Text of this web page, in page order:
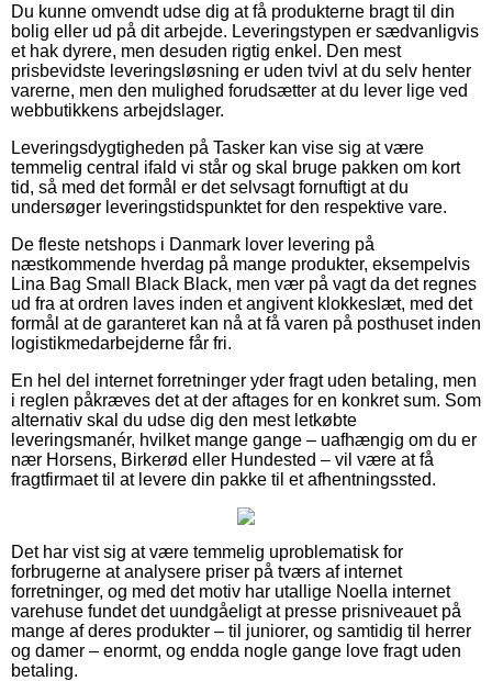
Du kunne omvendt udse dig at få produkterne bragt til din
bolig eller ud på dit arbejde. Leveringstypen er sædvanligvis
et hak dyrere, men desuden rigtig enkel. Den mest
prisbevidste leveringsløsning er uden tvivl at du selv henter
varerne, men den mulighed forudsætter at du lever lige ved
webbutikkens arbejdslager.
Leveringsdygtigheden på Tasker kan vise sig at være
temmelig central ifald vi står og skal bruge pakken om kort
tid, så med det formål er det selvsagt fornuftigt at du
undersøger leveringstidspunktet for den respektive vare.
De fleste netshops i Danmark lover levering på
næstkommende hverdag på mange produkter, eksempelvis
Lina Bag Small Black Black, men vær på vagt da det regnes
ud fra at ordren laves inden et angivent klokkeslæt, med det
formål at de garanteret kan nå at få varen på posthuset inden
logistikmedarbejderne får fri.
En hel del internet forretninger yder fragt uden betaling, men
i reglen påkræves det at der aftages for en konkret sum. Som
alternativ skal du udse dig den mest letkøbte
leveringsmanér, hvilket mange gange – uafhængig om du er
nær Horsens, Birkerød eller Hundested – vil være at få
fragtfirmaet til at levere din pakke til et afhentningssted.
Det har vist sig at være temmelig uproblematisk for
forbrugerne at analysere priser på tværs af internet
forretninger, og med det motiv har utallige Noella internet
varehuse fundet det uundgåeligt at presse prisniveauet på
mange af deres produkter – til juniorer, og samtidig til herrer
og damer – enormt, og endda nogle gange love fragt uden
betaling.